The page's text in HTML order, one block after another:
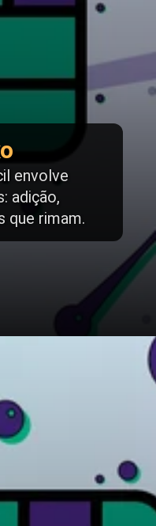
envolve
adição,
que rimam.